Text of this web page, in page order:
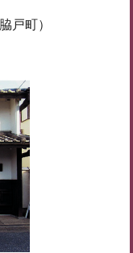
戸町）